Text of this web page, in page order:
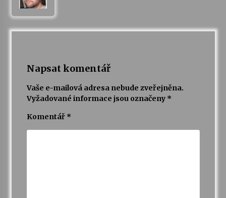
Napsat komentář
Vaše e-mailová adresa nebude zveřejněna.
Vyžadované informace jsou označeny *
Komentář *